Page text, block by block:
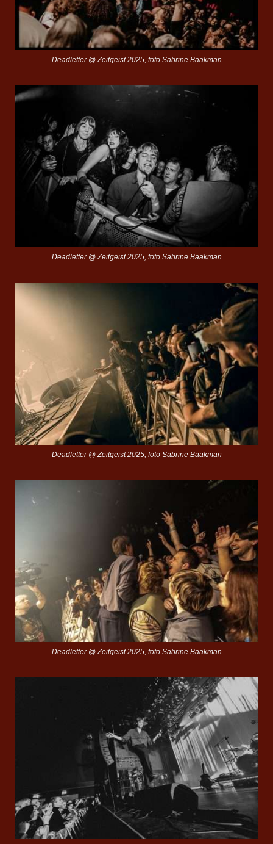
Deadletter @ Zeitgeist 2025, foto Sabrine Baakman
Deadletter @ Zeitgeist 2025, foto Sabrine Baakman
Deadletter @ Zeitgeist 2025, foto Sabrine Baakman
Deadletter @ Zeitgeist 2025, foto Sabrine Baakman